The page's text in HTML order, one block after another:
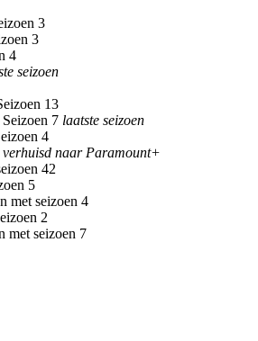
3
3
4
seizoen
13
7 laatste seizoen
4
verhuisd naar Paramount+
42
5
met seizoen 4
2
met seizoen 7